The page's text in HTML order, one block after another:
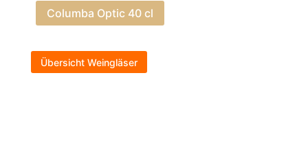
Columba Optic 40 cl
Übersicht Weingläser